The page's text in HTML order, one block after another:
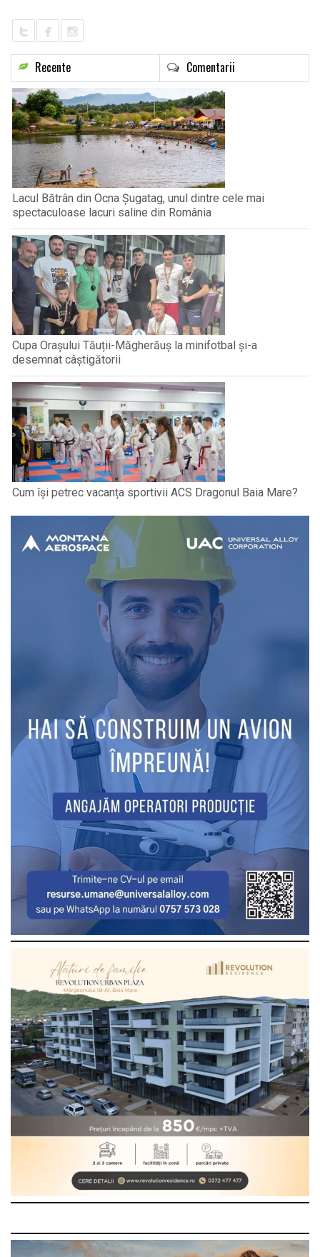
Recente Comentarii
Lacul Bătrân din Ocna Șugatag, unul dintre cele mai
spectaculoase lacuri saline din România
Cupa Orașului Tăuții-Măgherăuș la minifotbal și-a
desemnat câștigătorii
Cum își petrec vacanța sportivii ACS Dragonul Baia Mare?